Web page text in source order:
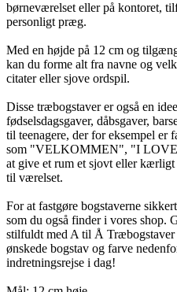
børneværelset eller på kontoret,
personligt præg.
Med en højde på 12 cm og
kan du forme alt fra navne og
citater eller sjove ordspil.
Disse træbogstaver er også en
fødselsdagsgaver, dåbsgaver,
til teenagere, der for eksempel
som "VELKOMMEN", "I
at give et rum et sjovt eller
til værelset.
For at fastgøre bogstaverne
som du også finder i vores shop.
stilfuldt med A til Å
ønskede bogstav og farve
indretningsrejse i dag!